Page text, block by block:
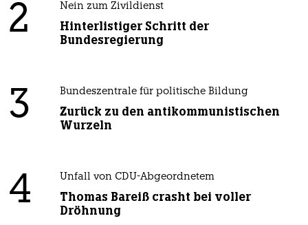
2 Nein zum Zivildienst
Hinterlistiger Schritt der
Bundesregierung
3 Bundeszentrale für politische Bildung
Zurück zu den antikommunistischen
Wurzeln
4 Unfall von CDU-Abgeordnetem
Thomas Bareiß crasht bei voller
Dröhnung